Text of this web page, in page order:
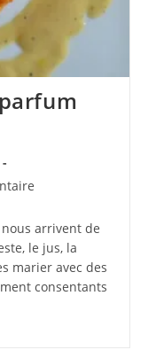
arrivent de
le jus, la
marier avec des
consentants